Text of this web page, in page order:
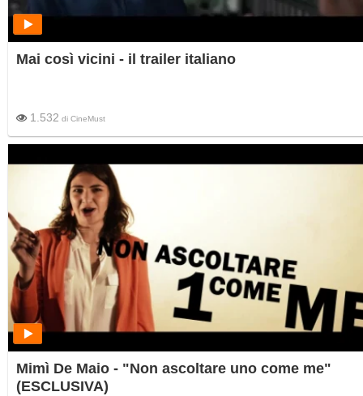
Mai così vicini - il trailer italiano
1.532 di CineMust
Mimì De Maio - "Non ascoltare uno come me"
(ESCLUSIVA)